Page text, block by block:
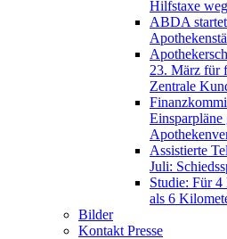
Hilfstaxe
ABDA
23. März für
Zentrale
Einsparpläne
Assistierte
Juli:
Studie: Für
als 6
Bilder
Kontakt Presse